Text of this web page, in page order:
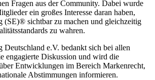
Fragen aus der Community. Dabei wurde
ein großes Interesse daran haben,
(SE)® sichtbar zu machen und gleichzeitig
zu wahren.
Deutschland e.V. bedankt sich bei allen
engagierte Diskussion und wird die
Entwicklungen im Bereich Markenrecht,
Abstimmungen informieren.